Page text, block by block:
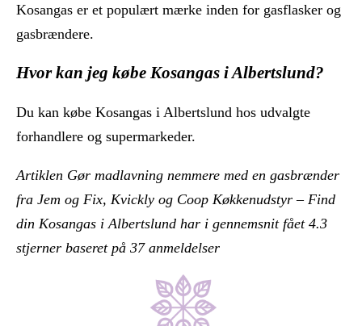
Kosangas er et populært mærke inden for gasflasker og
gasbrændere.
Hvor kan jeg købe Kosangas i Albertslund?
Du kan købe Kosangas i Albertslund hos udvalgte
forhandlere og supermarkeder.
Artiklen Gør madlavning nemmere med en gasbrænder
fra Jem og Fix, Kvickly og Coop Køkkenudstyr – Find
din Kosangas i Albertslund har i gennemsnit fået 4.3
stjerner baseret på 37anmeldelser